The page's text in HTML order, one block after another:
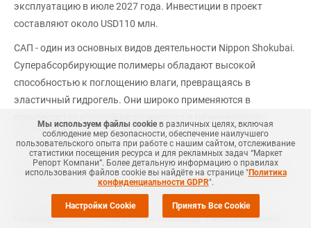
эксплуатацию в июле 2027 года. Инвестиции в проект
составляют около USD110 млн.
САП - один из основных видов деятельности Nippon Shokubai.
Суперабсорбирующие полимеры обладают высокой
способностью к поглощению влаги, превращаясь в
эластичный гидрогель. Они широко применяются в
производстве изделий медицинского и гигиенического
назначения.
К середине 2027 года за счет новых мощностей компания
планирует нарастить годовой выпуск САП до 760 тыс. тонн.
В России первое производство суперабсорбирующих
полимеровможет появиться в 2028 году. Ранее компания
Мы используем файлы cookieв различных целях, включая
соблюдение мер безопасности, обеспечение наилучшего
пользовательского опыта при работе с нашим сайтом, отслеживание
статистики посещения ресурса и для рекламных задач “Маркет
Репорт Компани”. Более детальную информацию о правилах
использования файлов cookie вы найдёте на странице "Политика
конфиденциальности GDPR".
Настройки Cookie Принять Все Cookie